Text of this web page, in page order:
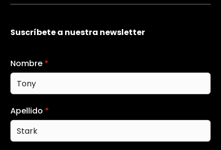
Suscríbete a nuestra newsletter
Nombre *
Apellido *